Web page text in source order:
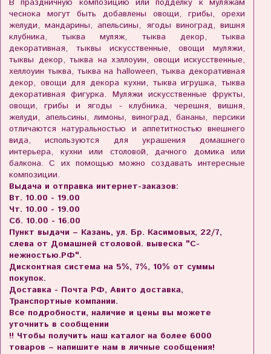
чеснока могут быть добавлены овощи, грибы, орехи
желуди, мандарины, апельсины, ягоды виноград, вишня
клубника, тыква муляж, тыква декор, тыква
декоративная, тыквы искусственные, овощи муляжи,
тыквы декор, тыква на хэллоуин, овощи искусственные,
хеллоуин тыква, тыква на halloween, тыква декоративная
декор, овощи для декора кухни, тыква игрушка, тыква
декоративная фигурка. Муляжи искусственные фрукты,
овощи, грибы и ягоды - клубника, черешня, вишня,
желуди, апельсины, лимоны, виноград, бананы, персики
отличаются натуральностью и аппетитностью внешнего
вида, используются для украшения домашнего
интерьера, кухни или столовой, дачного домика или
балкона. С их помощью можно создавать интересные
композиции.
Выдача и отправка интернет-заказов:
Вт. 10.00 - 19.00
Чт. 10.00 - 19.00
Сб. 10.00 - 16.00
Пункт выдачи – Казань, ул. Бр. Касимовых, 22/7,
слева от Домашней столовой. вывеска "С-
нежностью.РФ".
Дисконтная система на 5%, 7%, 10% от суммы
покупок.
Доставка - Почта РФ, Авито доставка,
Транспортные компании.
Все подробности, наличие и цены вы можете
уточнить в сообщении
!! Чтобы получить наш каталог на более 6000
товаров – напишите нам в личные сообщения!